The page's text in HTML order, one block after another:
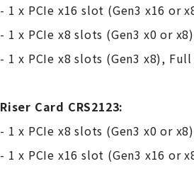
- 1 x PCIe x16 slot (Gen3 x16
- 1 x PCIe x8 slots (Gen3 x0 or
- 1 x PCIe x8 slots (Gen3 x8),
Riser Card CRS2123:
- 1 x PCIe x8 slots (Gen3 x0 or
- 1 x PCIe x16 slot (Gen3 x16